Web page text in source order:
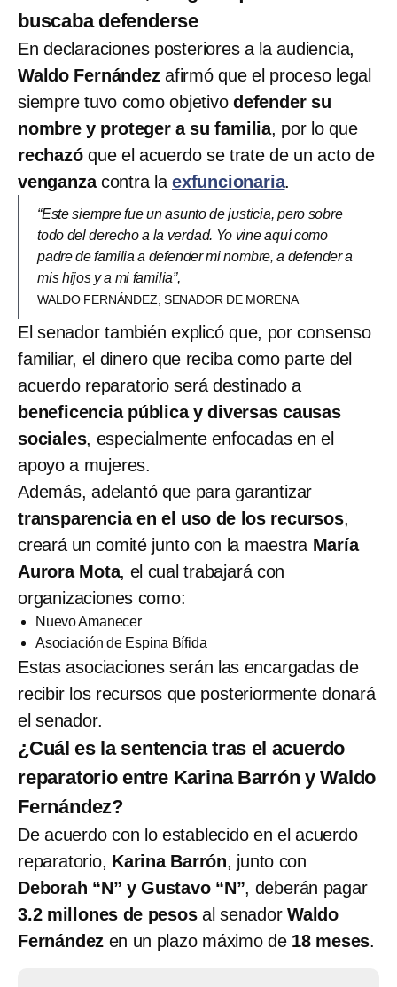
buscaba defenderse
En declaraciones posteriores a la audiencia,
Waldo Fernándezafirmó que el proceso legal
siempre tuvo como objetivodefender su
nombre y proteger a su familia, por lo que
rechazóque el acuerdo se trate de un acto de
venganzacontra laexfuncionaria.
“Este siempre fue un asunto de justicia, pero sobre
todo del derecho a la verdad. Yo vine aquí como
padre de familia a defender mi nombre, a defender a
mis hijos y a mi familia”,
WALDO FERNÁNDEZ, SENADOR DE MORENA
El senador también explicó que, por consenso
familiar, el dinero que reciba como parte del
acuerdo reparatorio será destinado a
beneficencia pública y diversas causas
sociales, especialmente enfocadas en el
apoyo a mujeres.
Además, adelantó que para garantizar
transparencia en el uso de los recursos,
creará un comité junto con la maestra María
Aurora Mota, el cual trabajará con
organizaciones como:
Nuevo Amanecer
Asociación de Espina Bífida
Estas asociaciones serán las encargadas de
recibir los recursos que posteriormente donará
el senador.
¿Cuál es la sentencia tras el acuerdo
reparatorio entre Karina Barrón y Waldo
Fernández?
De acuerdo con lo establecido en el acuerdo
reparatorio, Karina Barrón, junto con
Deborah “N” y Gustavo “N”, deberán pagar
3.2 millones de pesosal senadorWaldo
Fernández en un plazo máximo de 18 meses.